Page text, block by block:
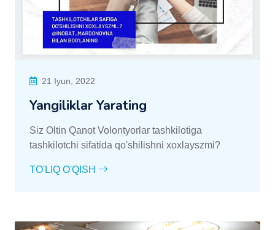
21 Iyun, 2022
Yangiliklar Yarating
Siz Oltin Qanot Volontyorlar tashkilotiga
tashkilotchi sifatida qo'shilishni xoxlayszmi?
TO'LIQ O'QISH